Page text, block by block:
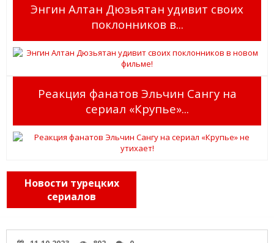
Энгин Алтан Дюзьятан удивит своих
поклонников в...
Реакция фанатов Эльчин Сангу на
сериал «Крупье»...
Новости турецких
сериалов